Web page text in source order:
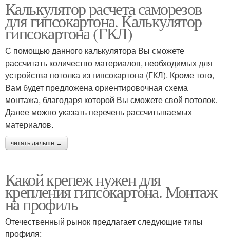
Калькулятор расчета саморезов
для гипсокартона. Калькулятор
гипсокартона (ГКЛ)
С помощью данного калькулятора Вы сможете
рассчитать количество материалов, необходимых для
устройства потолка из гипсокартона (ГКЛ). Кроме того,
Вам будет предложена ориентировочная схема
монтажа, благодаря которой Вы сможете свой потолок.
Далее можно указать перечень рассчитываемых
материалов.
читать дальше →
Какой крепеж нужен для
крепления гипсокартона. Монтаж
на профиль
Отечественный рынок предлагает следующие типы
профиля: